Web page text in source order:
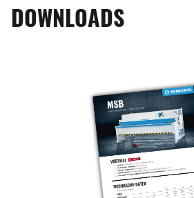
DOWNLOADS